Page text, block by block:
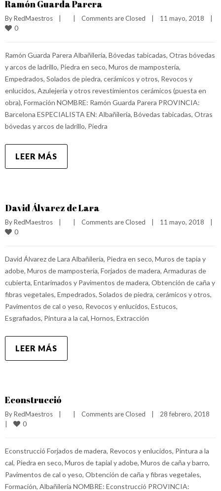
Ramón Guarda Parera
By RedMaestros Comments are Closed 11 mayo, 2018
0
Ramón Guarda Parera Albañilería, Bóvedas tabicadas, Otras bóvedas
y arcos de ladrillo, Piedra en seco, Muros de mampostería,
Empedrados, Solados de piedra, cerámicos y otros, Revocos y
enlucidos, Azulejería y otros revestimientos cerámicos (puesta en
obra), Formación NOMBRE: Ramón Guarda Parera PROVINCIA:
Barcelona ESPECIALISTA EN: Albañilería, Bóvedas tabicadas, Otras
bóvedas y arcos de ladrillo, Piedra
LEER MÁS
David Álvarez de Lara
By RedMaestros Comments are Closed 11 mayo, 2018
0
David Álvarez de Lara Albañilería, Piedra en seco, Muros de tapia y
adobe, Muros de mampostería, Forjados de madera, Armaduras de
cubierta, Entarimados y Pavimentos de madera, Obtención de caña y
fibras vegetales, Empedrados, Solados de piedra, cerámicos y otros,
Pavimentos de cal o yeso, Revocos y enlucidos, Estucos,
Esgrafiados, Pintura a la cal, Hornos, Extracción
LEER MÁS
Econstrucció
By RedMaestros Comments are Closed
0
Econstrucció Forjados de madera, Revocos y enlucidos, Pintura a la
cal, Piedra en seco, Muros de tapial y adobe, Muros de caña y barro,
Pavimentos de cal o yeso, Obtención de caña y fibras vegetales,
Formación, Albañilería NOMBRE: Econstrucció PROVINCIA: